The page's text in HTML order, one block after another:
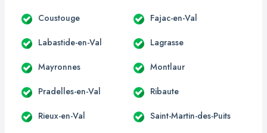
Coustouge Fajac-en-Val
Labastide-en-Val Lagrasse
Mayronnes Montlaur
Pradelles-en-Val Ribaute
Rieux-en-Val Saint-Martin-des-Puits